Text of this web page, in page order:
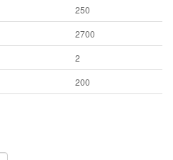
250
2700
2
200